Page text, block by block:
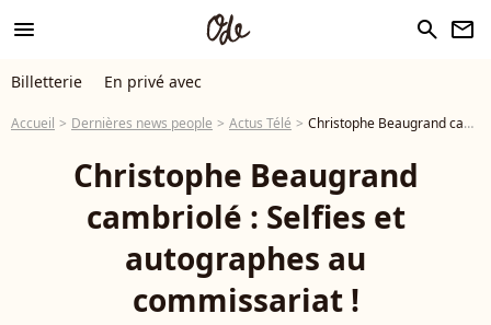
menu search newsletter
Billetterie En privé avec
Accueil Dernières news people Actus Télé Christophe Beaugrand cambriolé : Selfies et autographes au commissariat !
Christophe Beaugrand
cambriolé : Selfies et
autographes au
commissariat !